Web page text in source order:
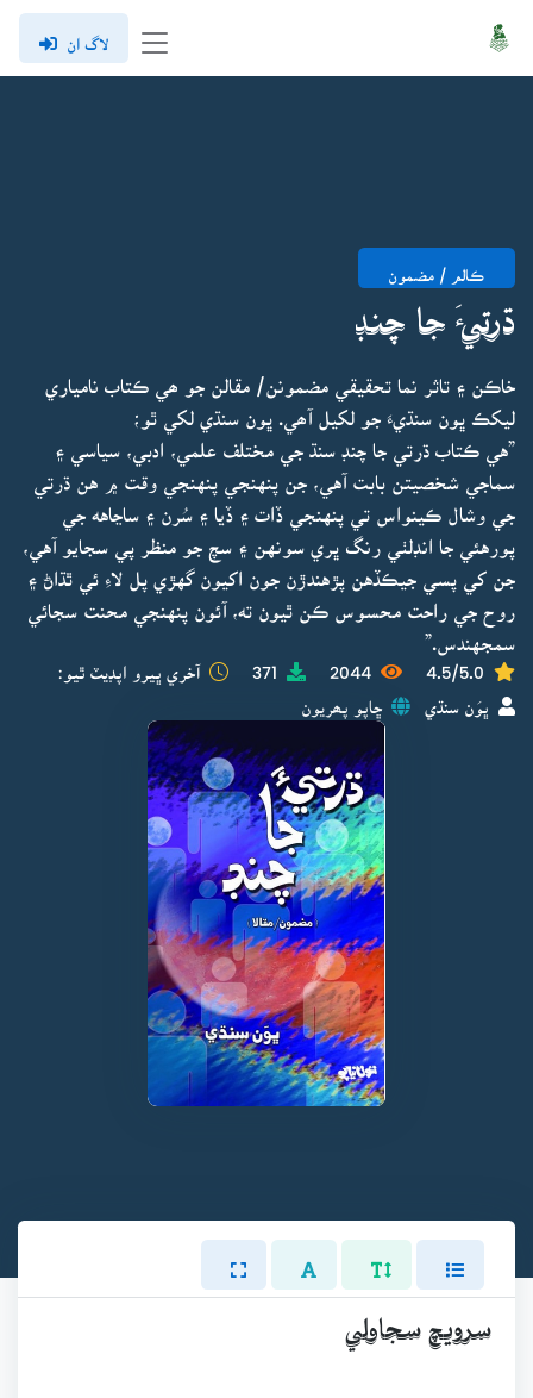
لاگ ان
ڪالم / مضمون
ڌرتيءَ جا چنڊ
خاڪن ۽ تاثر نما تحقيقي مضمونن/ مقالن جو ھي ڪتاب نامياري
ليکڪ ڀون سنڌيءَ جو لکيل آھي. ڀون سنڌي لکي ٿو؛
”هي ڪتاب ڌرتي جا چنڊ سنڌ جي مختلف علمي، ادبي، سياسي ۽
سماجي شخصيتن بابت آهي، جن پنهنجي پنهنجي وقت ۾ هن ڌرتي
جي وشال ڪينواس تي پنهنجي ڏات ۽ ڏيا ۽ سُرن ۽ ساڃاهه جي
پورهئي جا انڊلٺي رنگ ڀري سونهن ۽ سچ جو منظر پي سجايو آهي،
جن کي پسي جيڪڏهن پڙهندڙن جون اکيون گهڙي پل لاءِ ئي ٿڌاڻ ۽
روح جي راحت محسوس ڪن ٿيون ته، آئون پنهنجي محنت سجائي
سمجهندس.”
4.5/5.0
2044
371 آخري ڀيرو اپڊيٽ ٿيو:
ڀوَن سنڌي ڇاپو پھريون
سرويچ سجاولي